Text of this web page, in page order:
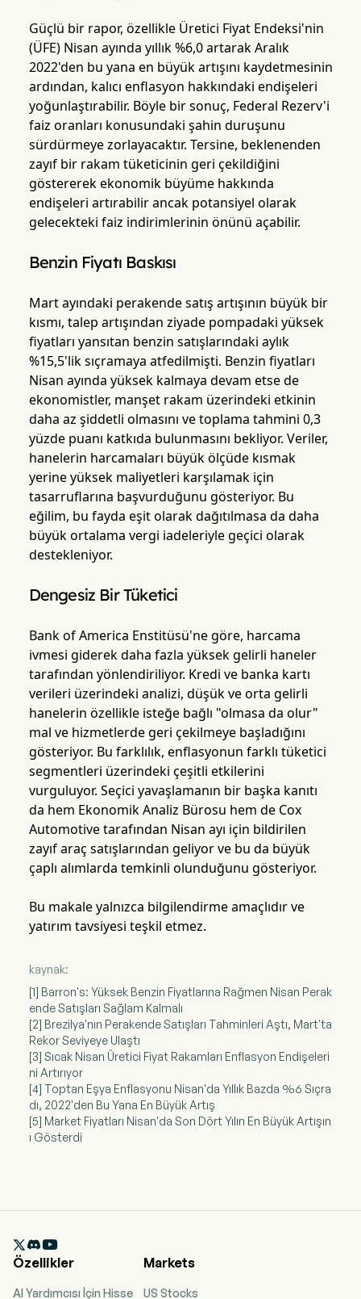
Güçlü bir rapor, özellikle Üretici Fiyat Endeksi'nin
(ÜFE) Nisan ayında yıllık %6,0 artarak Aralık
2022'den bu yana en büyük artışını kaydetmesinin
ardından, kalıcı enflasyon hakkındaki endişeleri
yoğunlaştırabilir. Böyle bir sonuç, Federal Rezerv'i
faiz oranları konusundaki şahin duruşunu
sürdürmeye zorlayacaktır. Tersine, beklenenden
zayıf bir rakam tüketicinin geri çekildiğini
göstererek ekonomik büyüme hakkında
endişeleri artırabilir ancak potansiyel olarak
gelecekteki faiz indirimlerinin önünü açabilir.
Benzin Fiyatı Baskısı
Mart ayındaki perakende satış artışının büyük bir
kısmı, talep artışından ziyade pompadaki yüksek
fiyatları yansıtan benzin satışlarındaki aylık
%15,5'lik sıçramaya atfedilmişti. Benzin fiyatları
Nisan ayında yüksek kalmaya devam etse de
ekonomistler, manşet rakam üzerindeki etkinin
daha az şiddetli olmasını ve toplama tahmini 0,3
yüzde puanı katkıda bulunmasını bekliyor. Veriler,
hanelerin harcamaları büyük ölçüde kısmak
yerine yüksek maliyetleri karşılamak için
tasarruflarına başvurduğunu gösteriyor. Bu
eğilim, bu fayda eşit olarak dağıtılmasa da daha
büyük ortalama vergi iadeleriyle geçici olarak
destekleniyor.
Dengesiz Bir Tüketici
Bank of America Enstitüsü'ne göre, harcama
ivmesi giderek daha fazla yüksek gelirli haneler
tarafından yönlendiriliyor. Kredi ve banka kartı
verileri üzerindeki analizi, düşük ve orta gelirli
hanelerin özellikle isteğe bağlı "olmasa da olur"
mal ve hizmetlerde geri çekilmeye başladığını
gösteriyor. Bu farklılık, enflasyonun farklı tüketici
segmentleri üzerindeki çeşitli etkilerini
vurguluyor. Seçici yavaşlamanın bir başka kanıtı
da hem Ekonomik Analiz Bürosu hem de Cox
Automotive tarafından Nisan ayı için bildirilen
zayıf araç satışlarından geliyor ve bu da büyük
çaplı alımlarda temkinli olunduğunu gösteriyor.
Bu makale yalnızca bilgilendirme amaçlıdır ve
yatırım tavsiyesi teşkil etmez.
kaynak:
[1] Barron's: Yüksek Benzin Fiyatlarına Rağmen Nisan Perak
ende Satışları Sağlam Kalmalı
[2] Brezilya'nın Perakende Satışları Tahminleri Aştı, Mart'ta
Rekor Seviyeye Ulaştı
[3] Sıcak Nisan Üretici Fiyat Rakamları Enflasyon Endişeleri
ni Artırıyor
[4] Toptan Eşya Enflasyonu Nisan'da Yıllık Bazda %6 Sıçra
dı, 2022'den Bu Yana En Büyük Artış
[5] Market Fiyatları Nisan'da Son Dört Yılın En Büyük Artışın
ı Gösterdi

Özellikler
AI Yardımcısı İçin Hisse
Markets
US Stocks